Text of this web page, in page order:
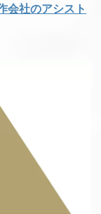
会社のアシスト